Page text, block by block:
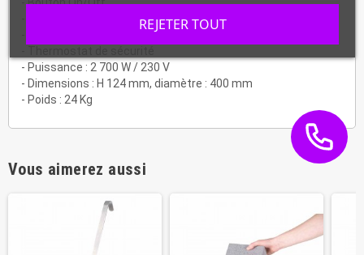
- Plaque en fonte Ø400 mm usinage ultra fin
- Thermostat réglable de 140°C à 300°C
- Puissance : 2 700 W / 230 V
- Dimensions : H 124 mm, diamètre : 400 mm
- Poids : 24 Kg
Vous aimerez aussi
REJETER TOUT